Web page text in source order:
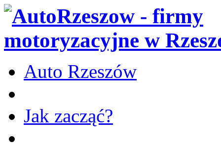
Auto Rzeszów
Jak zacząć?